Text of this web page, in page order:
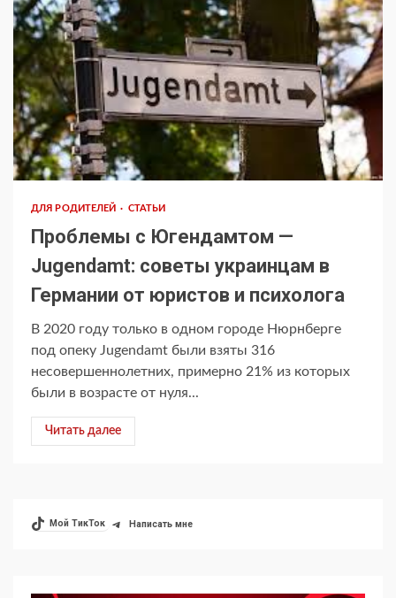
ДЛЯ РОДИТЕЛЕЙ СТАТЬИ
Проблемы с Югендамтом —
Jugendamt: советы украинцам в
Германии от юристов и психолога
В 2020 году только в одном городе Нюрнберге
под опеку Jugendamt были взяты 316
несовершеннолетних, примерно 21% из которых
были в возрасте от нуля...
Читать далее
Мой ТикТок Написать мне